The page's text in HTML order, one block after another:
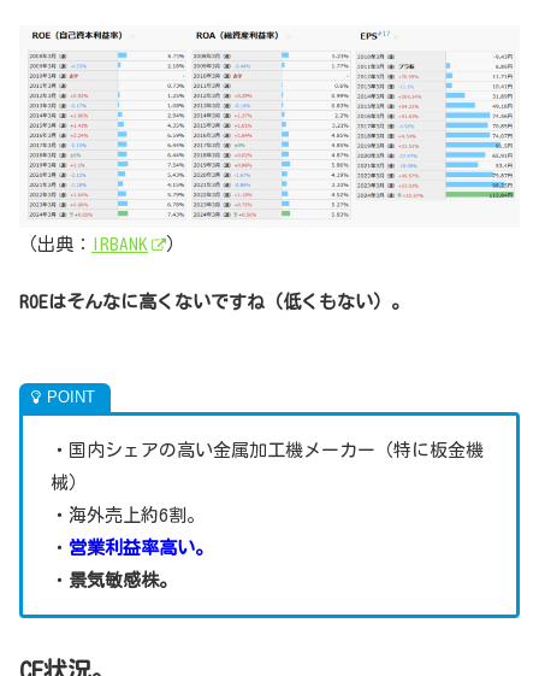
（出典： IRBANK ）
ROEはそんなに高くないですね（低くもない）。
・国内シェアの高い金属加工機メーカー（特に板金機
械）
・海外売上約6割。
・ 営業利益率高い。
・ 景気敏感株。
CF状況。